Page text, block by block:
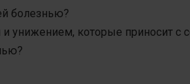
болезнью?
и унижением, которые приносит с